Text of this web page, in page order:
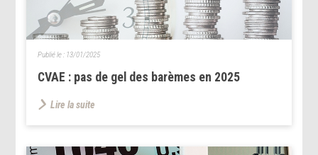
CVAE : pas de gel des barèmes en 2025
Publié le : 13/01/2025
Lire la suite